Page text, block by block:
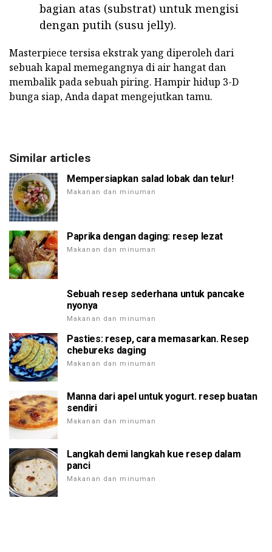
bagian atas (substrat) untuk mengisi
dengan putih (susu jelly).
Masterpiece tersisa ekstrak yang diperoleh dari
sebuah kapal memegangnya di air hangat dan
membalik pada sebuah piring. Hampir hidup 3-D
bunga siap, Anda dapat mengejutkan tamu.
Similar articles
Mempersiapkan salad lobak dan telur!
Makanan dan minuman
Paprika dengan daging: resep lezat
Makanan dan minuman
Sebuah resep sederhana untuk pancake
nyonya
Makanan dan minuman
Pasties: resep, cara memasarkan. Resep
chebureks daging
Makanan dan minuman
Manna dari apel untuk yogurt. resep buatan
sendiri
Makanan dan minuman
Langkah demi langkah kue resep dalam
panci
Makanan dan minuman